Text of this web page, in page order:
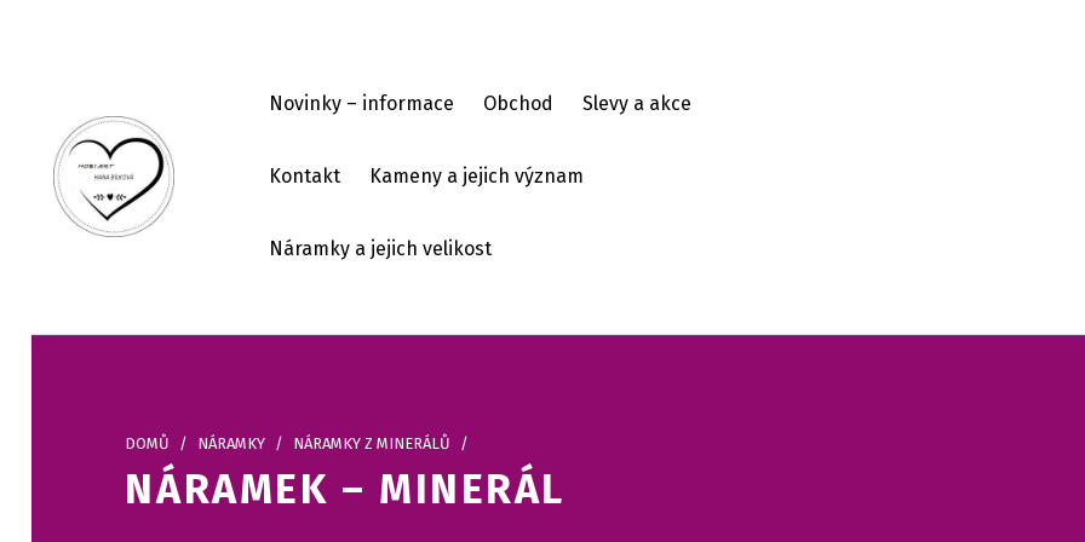
HOBI ART
Novinky – informace Obchod Slevy a akce
Kontakt Kameny a jejich význam
Náramky a jejich velikost
DOMŮ / NÁRAMKY / NÁRAMKY Z MINERÁLŮ /
NÁRAMEK – MINERÁL